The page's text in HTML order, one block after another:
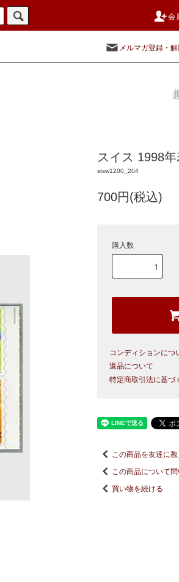
会
メルマガ登録・
スイス 1998
stsw1200_204
700円(税込)
購入数
コンディションにつ
返品について
特定商取引法に基づ
この商品を友達に
この商品について
買い物を続ける